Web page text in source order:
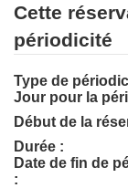
Cette
périodicité
Type de
Jour pour la
Début de la
Durée :
Date de fin de
: